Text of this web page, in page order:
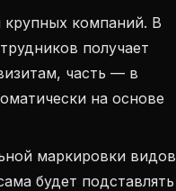
компаний. В
получает
часть — в
на основе
маркировки видов
будет подставлять